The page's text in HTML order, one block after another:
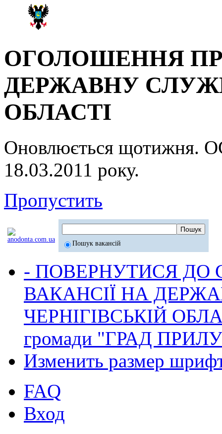
ОГОЛОШЕННЯ
ДЕРЖАВНУ
ОБЛАСТІ
Оновлюється
18.03.2011 року.
Пропустить
Пошук вакансій
- ПОВЕРНУТИСЯ ДО
ВАКАНСІЇ НА
ЧЕРНІГІВСЬКІЙ
громади "ГРАД
Изменить размер
FAQ
Вход